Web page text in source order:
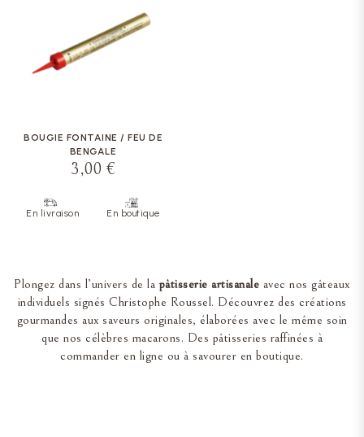
BOUGIE FONTAINE / FEU DE
BENGALE
3,00 €
En livraison En boutique
Plongez dans l’univers de lapâtisserie artisanale avec nos gâteaux
individuels signés Christophe Roussel. Découvrez des créations
gourmandes aux saveurs originales, élaborées avec le même soin
que nos célèbres macarons. Des pâtisseries raffinées à
commander en ligne ou à savourer en boutique.